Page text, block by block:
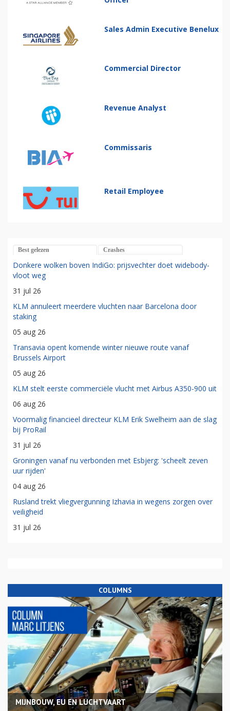
Sales Admin Executive Benelux
Commercial Director
Revenue Analyst
Commissaris
Retail Employee
Best gelezen Crashes
Donkere wolken boven IndiGo: prijsvechter doet widebody-
vloot weg
31 jul 26
KLM annuleert meerdere vluchten naar Barcelona door
staking
05 aug 26
Transavia opent komende winter nieuwe route vanaf
Brussels Airport
05 aug 26
KLM stelt eerste commerciële vlucht met Airbus A350-900 uit
06 aug 26
Voormalig financieel directeur KLM Erik Swelheim aan de slag
bij ProRail
31 jul 26
Groningen vanaf nu verbonden met Esbjerg: 'scheelt zeven
uur rijden'
04 aug 26
Rusland trekt vliegvergunning Izhavia in wegens zorgen over
veiligheid
31 jul 26
COLUMNS
MIJNBOUW, EU EN LUCHTVAART